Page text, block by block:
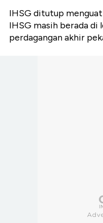
IHSG ditutup menguat
IHSG masih berada di
perdagangan akhir